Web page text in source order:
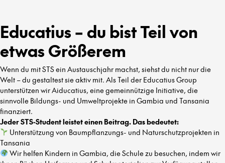
Educatius – du bist Teil von
etwas Größerem
Wenn du mit STS ein Austauschjahr machst, siehst du nicht nur die
Welt – du gestaltest sie aktiv mit. Als Teil der Educatius Group
unterstützen wir Aiducatius, eine gemeinnützige Initiative, die
sinnvolle Bildungs- und Umweltprojekte in Gambia und Tansania
finanziert.
Jeder STS-Student leistet einen Beitrag. Das bedeutet:
Unterstützung von Baumpflanzungs- und Naturschutzprojekten in
Tansania
Wir helfen Kindern in Gambia, die Schule zu besuchen, indem wir